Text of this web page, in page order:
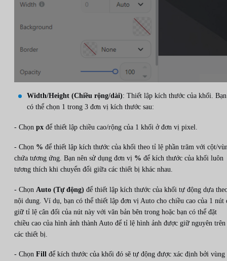
Width/Height (Chiều rộng/dài): Thiết lập kích thước của khối. Bạn
có thể chọn 1 trong 3 đơn vị kích thước sau:
- Chọn px để thiết lập chiều cao/rộng của 1 khối ở đơn vị pixel.
- Chọn % để thiết lập kích thước của khối theo tỉ lệ phần trăm với cột/
chứa tương ứng. Bạn nên sử dụng đơn vị % để kích thước của khối luôn
tương thích khi chuyển đổi giữa các thiết bị khác nhau.
- Chọn Auto (Tự động) để thiết lập kích thước của khối tự động dựa
nội dung. Ví dụ, bạn có thể thiết lập đơn vị Auto cho chiều cao của 1 nút
giữ tỉ lệ cân đối của nút này với văn bản bên trong hoặc bạn có thể đặt
chiều cao của hình ảnh thành Auto để tỉ lệ hình ảnh được giữ nguyên trên
các thiết bị.
- Chọn Fill để kích thước của khối đó sẽ tự động được xác định bởi vùng